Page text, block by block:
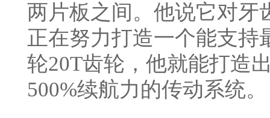
两片板之间。他说它对牙
正在努力打造一个能支持
轮20T齿轮，他就能打造
500%续航力的传动系统。